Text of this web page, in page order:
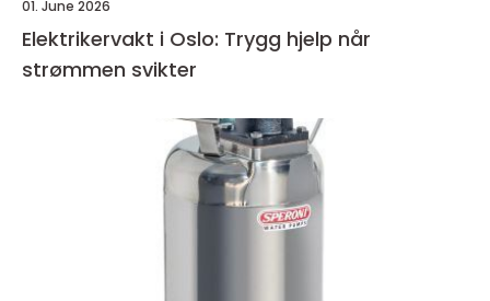
01. June 2026
Elektrikervakt i Oslo: Trygg hjelp når
strømmen svikter